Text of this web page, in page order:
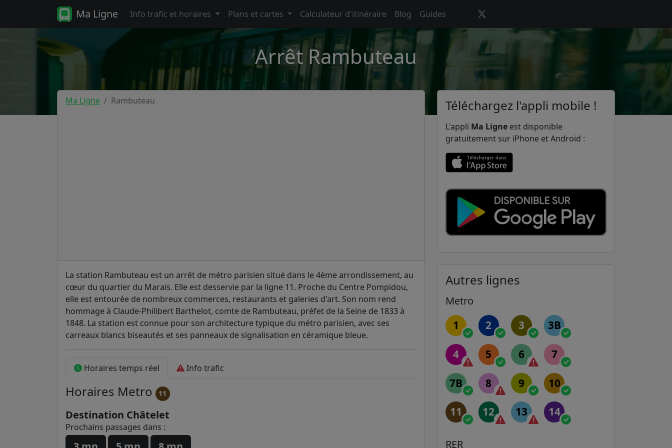
Ma Ligne Info trafic et horaires Plans et cartes Calculateur d'itinéraire Blog Guides
Arrêt Rambuteau
Ma Ligne Rambuteau
La station Rambuteau est un arrêt de métro parisien situé dans le 4ème arrondissement, au
cœur du quartier du Marais. Elle est desservie par la ligne 11. Proche du Centre Pompidou,
elle est entourée de nombreux commerces, restaurants et galeries d'art. Son nom rend
hommage à Claude-Philibert Barthelot, comte de Rambuteau, préfet de la Seine de 1833 à
1848. La station est connue pour son architecture typique du métro parisien, avec ses
carreaux blancs biseautés et ses panneaux de signalisation en céramique bleue.
Horaires temps réel Info trafic
Horaires Metro 11
Destination Châtelet
Prochains passages dans :
Téléchargez l'appli mobile !
L'appli Ma Ligne est disponible
gratuitement sur iPhone et Android :
Autres lignes
Metro
1 2 3 3B
4 5 6 7
7B 8 9 10
11 12 13 14
RER